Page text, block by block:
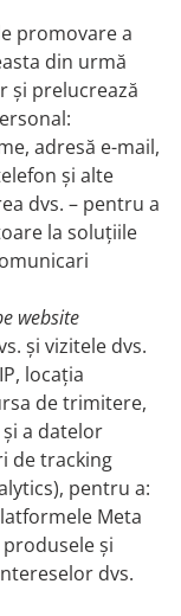
promovare a
din urmă
și prelucrează
adresă e-mail,
și alte
dvs. – pentru a
la soluțiile
website
și vizitele dvs.
locația
de trimitere,
a datelor
de tracking
pentru a:
Meta
și
dvs.